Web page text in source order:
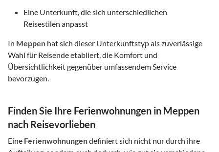
Eine Unterkunft, die sich unterschiedlichen
Reisestilen anpasst
In Meppen hat sich dieser Unterkunftstyp als zuverlässige
Wahl für Reisende etabliert, die Komfort und
Übersichtlichkeit gegenüber umfassendem Service
bevorzugen.
Finden Sie Ihre Ferienwohnungen in Meppen
nach Reisevorlieben
Eine Ferienwohnungendefiniert sich nicht nur durch ihre